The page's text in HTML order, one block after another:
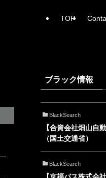
TOP
ブラック情報
BlackSearch
【合資会社畑山自
（国土交通省）
BlackSearch